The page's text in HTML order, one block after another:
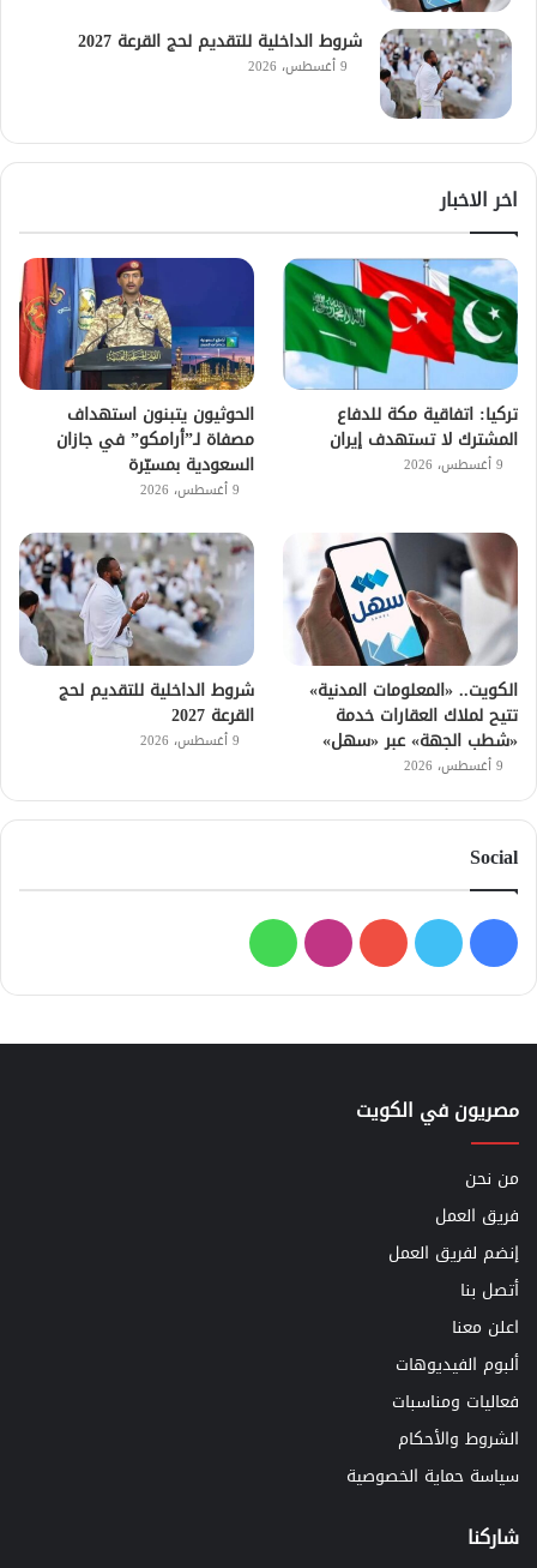
شروط الداخلية للتقديم لحج القرعة 2027
9 أغسطس، 2026
اخر الاخبار
تركيا: اتفاقية مكة للدفاع
المشترك لا تستهدف إيران
9 أغسطس، 2026
الحوثيون يتبنون استهداف
مصفاة لـ”أرامكو” في جازان
السعودية بمسيّرة
9 أغسطس، 2026
الكويت.. «المعلومات المدنية»
تتيح لملاك العقارات خدمة
«شطب الجهة» عبر «سهل»
9 أغسطس، 2026
شروط الداخلية للتقديم لحج
القرعة 2027
9 أغسطس، 2026
Social
فيسبوك
تويتر يوتيوبانستقرامواتساب
مصريون في الكويت
من نحن
فريق العمل
إنضم لفريق العمل
أتصل بنا
اعلن معنا
ألبوم الفيديوهات
فعاليات ومناسبات
الشروط والأحكام
سياسة حماية الخصوصية
شاركنا